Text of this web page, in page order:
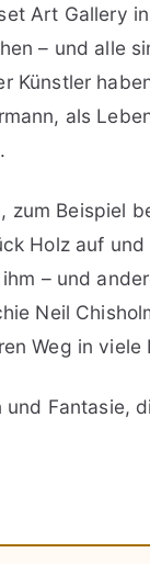
Art Gallery
– und alle
Künstler
als
Beispiel
Holz auf
– und
Neil
Weg in
Fantasie,